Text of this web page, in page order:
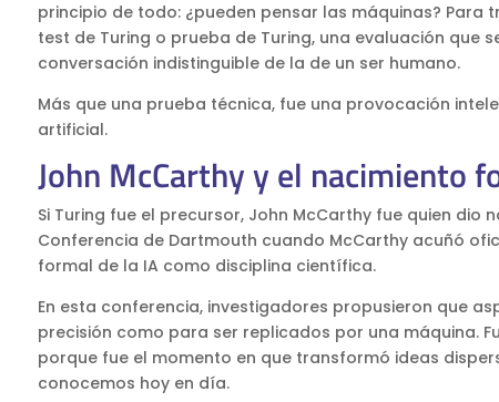
principio de todo: ¿pueden pensar las máquinas?
test de Turing o prueba de Turing, una evaluación
conversación indistinguible de la de un ser humano.
Más que una prueba técnica, fue una provocación
artificial.
John McCarthy y el nacimiento
Si Turing fue el precursor, John McCarthy fue quien dio
Conferencia de Dartmouth cuando McCarthy acuñó
formal de la IA como disciplina científica.
En esta conferencia, investigadores propusieron que
precisión como para ser replicados por una máquina.
porque fue el momento en que transformó ideas
conocemos hoy en día.